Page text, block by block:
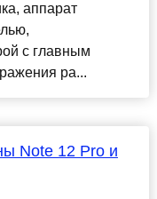
аппарат
с главным
ра...
Note 12 Pro и